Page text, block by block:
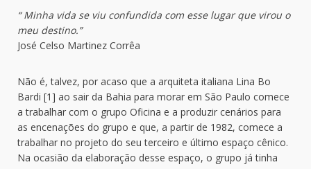
“ Minha vida se viu confundida com esse lugar que virou o
meu destino.”
José Celso Martinez Corrêa
Não é, talvez, por acaso que a arquiteta italiana Lina Bo
Bardi [1] ao sair da Bahia para morar em São Paulo comece
a trabalhar com o grupo Oficina e a produzir cenários para
as encenações do grupo e que, a partir de 1982, comece a
trabalhar no projeto do seu terceiro e último espaço cênico.
Na ocasião da elaboração desse espaço, o grupo já tinha